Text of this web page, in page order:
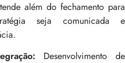
além do fechamento para
seja comunicada e
Desenvolvimento de